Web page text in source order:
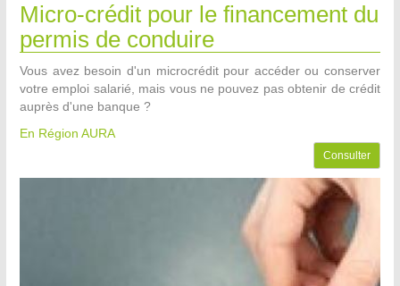
Micro-crédit pour le financement du
permis de conduire
Vous avez besoin d'un microcrédit pour accéder ou conserver
votre emploi salarié, mais vous ne pouvez pas obtenir de crédit
auprès d'une banque ?
En Région AURA
Consulter